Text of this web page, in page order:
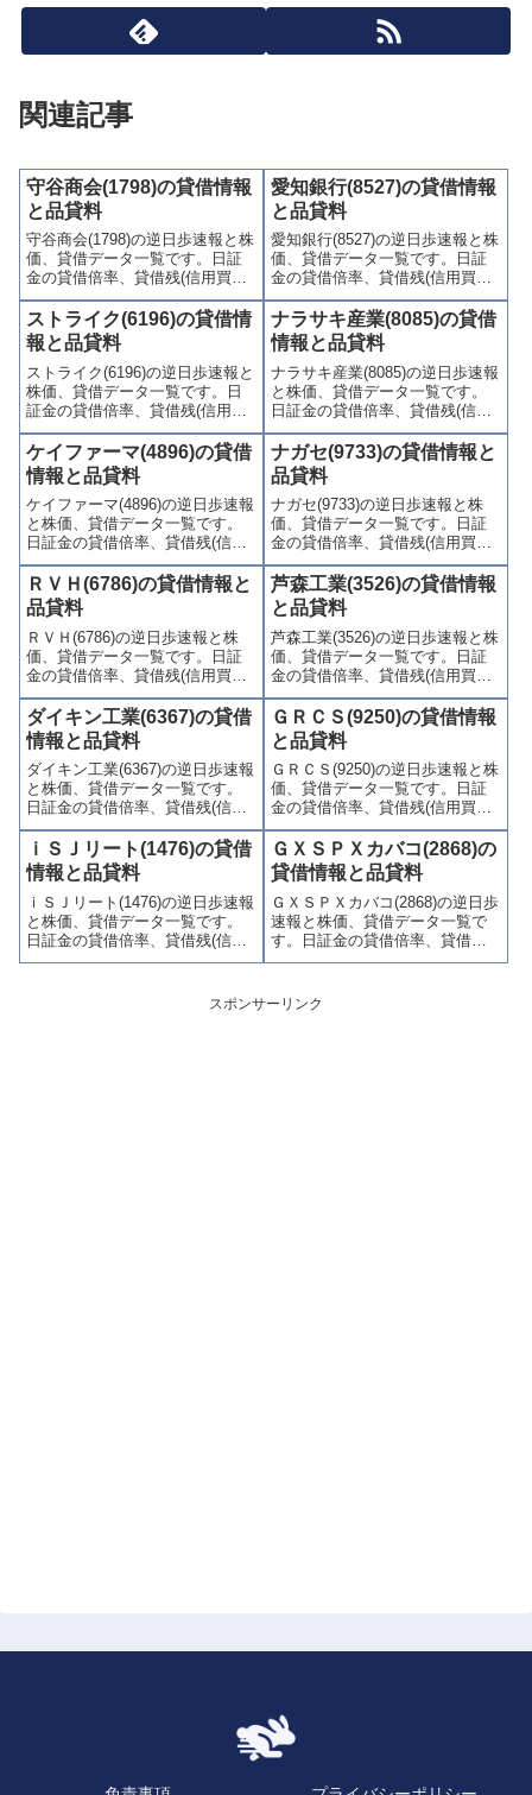
関連記事
守谷商会(1798)の貸借情報
と品貸料
守谷商会(1798)の逆日歩速報と株
価、貸借データ一覧です。日証
金の貸借倍率、貸借残(信用買
残、信用売残)、品貸料(逆日
歩)、東証の週末残高、規制(注意
喚起・申込停止)など、空売り関
連情報を集計し、図解でわかり
やすくまとめて掲載していま
す。
愛知銀行(8527)の貸借情報
と品貸料
愛知銀行(8527)の逆日歩速報と株
価、貸借データ一覧です。日証
金の貸借倍率、貸借残(信用買
残、信用売残)、品貸料(逆日
歩)、東証の週末残高、規制(注意
喚起・申込停止)など、空売り関
連情報を集計し、図解でわかり
やすくまとめて掲載していま
す。
ストライク(6196)の貸借情
報と品貸料
ストライク(6196)の逆日歩速報と
株価、貸借データ一覧です。日
証金の貸借倍率、貸借残(信用買
残、信用売残)、品貸料(逆日
歩)、東証の週末残高、規制(注意
喚起・申込停止)など、空売り関
連情報を集計し、図解でわかり
やすくまとめて掲載していま
す。
ナラサキ産業(8085)の貸借
情報と品貸料
ナラサキ産業(8085)の逆日歩速報
と株価、貸借データ一覧です。
日証金の貸借倍率、貸借残(信用
買残、信用売残)、品貸料(逆日
歩)、東証の週末残高、規制(注意
喚起・申込停止)など、空売り関
連情報を集計し、図解でわかり
やすくまとめて掲載していま
す。
ケイファーマ(4896)の貸借
情報と品貸料
ケイファーマ(4896)の逆日歩速報
と株価、貸借データ一覧です。
日証金の貸借倍率、貸借残(信用
買残、信用売残)、品貸料(逆日
歩)、東証の週末残高、規制(注意
喚起・申込停止)など、空売り関
連情報を集計し、図解でわかり
やすくまとめて掲載していま
す。
ナガセ(9733)の貸借情報と
品貸料
ナガセ(9733)の逆日歩速報と株
価、貸借データ一覧です。日証
金の貸借倍率、貸借残(信用買
残、信用売残)、品貸料(逆日
歩)、東証の週末残高、規制(注意
喚起・申込停止)など、空売り関
連情報を集計し、図解でわかり
やすくまとめて掲載していま
す。
ＲＶＨ(6786)の貸借情報と
品貸料
ＲＶＨ(6786)の逆日歩速報と株
価、貸借データ一覧です。日証
金の貸借倍率、貸借残(信用買
残、信用売残)、品貸料(逆日
歩)、東証の週末残高、規制(注意
喚起・申込停止)など、空売り関
連情報を集計し、図解でわかり
やすくまとめて掲載していま
す。
芦森工業(3526)の貸借情報
と品貸料
芦森工業(3526)の逆日歩速報と株
価、貸借データ一覧です。日証
金の貸借倍率、貸借残(信用買
残、信用売残)、品貸料(逆日
歩)、東証の週末残高、規制(注意
喚起・申込停止)など、空売り関
連情報を集計し、図解でわかり
やすくまとめて掲載していま
す。
ダイキン工業(6367)の貸借
情報と品貸料
ダイキン工業(6367)の逆日歩速報
と株価、貸借データ一覧です。
日証金の貸借倍率、貸借残(信用
買残、信用売残)、品貸料(逆日
歩)、東証の週末残高、規制(注意
喚起・申込停止)など、空売り関
連情報を集計し、図解でわかり
やすくまとめて掲載していま
す。
ＧＲＣＳ(9250)の貸借情報
と品貸料
ＧＲＣＳ(9250)の逆日歩速報と株
価、貸借データ一覧です。日証
金の貸借倍率、貸借残(信用買
残、信用売残)、品貸料(逆日
歩)、東証の週末残高、規制(注意
喚起・申込停止)など、空売り関
連情報を集計し、図解でわかり
やすくまとめて掲載していま
す。
ｉＳＪリート(1476)の貸借
情報と品貸料
ｉＳＪリート(1476)の逆日歩速報
と株価、貸借データ一覧です。
日証金の貸借倍率、貸借残(信用
買残、信用売残)、品貸料(逆日
喚起・申込停止)など、空売り関
連情報を集計し、図解でわかり
ＧＸＳＰＸカバコ(2868)の
貸借情報と品貸料
ＧＸＳＰＸカバコ(2868)の逆日歩
速報と株価、貸借データ一覧で
す。日証金の貸借倍率、貸借残
(信用買残、信用売残)、品貸料
(注意喚起・申込停止)など、空売
り関連情報を集計し、図解でわ
スポンサーリンク